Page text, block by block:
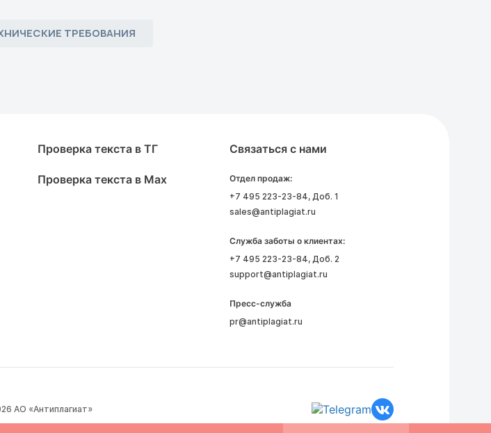
ТРЕБОВАНИЯ
Проверка текста в ТГ
Проверка текста в Max
Связаться с нами
Отдел продаж:
+7 495 223-23-84, Доб. 1
sales@antiplagiat.ru
Служба заботы о клиентах:
+7 495 223-23-84, Доб. 2
support@antiplagiat.ru
Пресс-служба
pr@antiplagiat.ru
АО «Антиплагиат»